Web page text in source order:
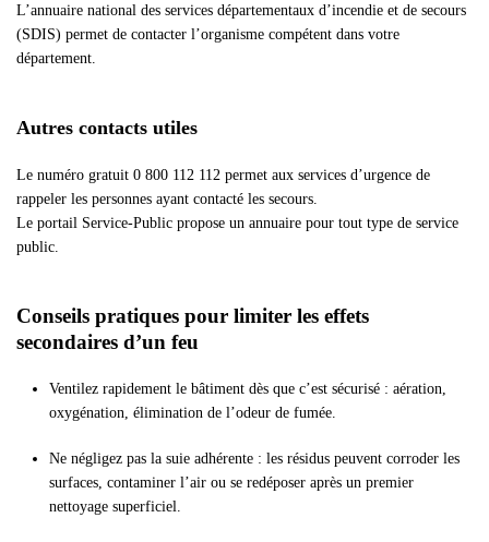
L’annuaire national des services départementaux d’incendie et de secours
(SDIS) permet de contacter l’organisme compétent dans votre
département.
Autres contacts utiles
Le numéro gratuit 0 800 112 112 permet aux services d’urgence de
rappeler les personnes ayant contacté les secours.
Le portail Service-Public propose un annuaire pour tout type de service
public.
Conseils pratiques pour limiter les effets
secondaires d’un feu
Ventilez rapidement le bâtiment dès que c’est sécurisé : aération,
oxygénation, élimination de l’odeur de fumée.
Ne négligez pas la suie adhérente : les résidus peuvent corroder les
surfaces, contaminer l’air ou se redéposer après un premier
nettoyage superficiel.